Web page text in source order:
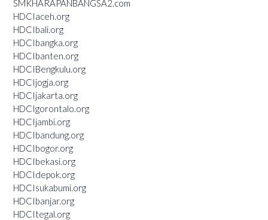
SMKHARAPANBANGSA2.com
HDCIaceh.org
HDCIbali.org
HDCIbangka.org
HDCIbanten.org
HDCIBengkulu.org
HDCIjogja.org
HDCIjakarta.org
HDCIgorontalo.org
HDCIjambi.org
HDCIbandung.org
HDCIbogor.org
HDCIbekasi.org
HDCIdepok.org
HDCIsukabumi.org
HDCIbanjar.org
HDCItegal.org